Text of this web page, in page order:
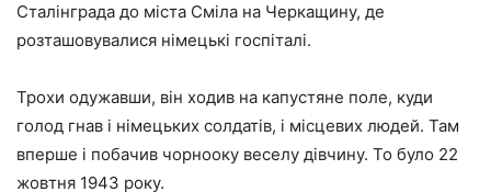
Сталінграда до міста Сміла на Черкащину, де
розташовувалися німецькі госпіталі.
Трохи одужавши, він ходив на капустяне поле, куди
голод гнав і німецьких солдатів, і місцевих людей. Там
вперше і побачив чорнооку веселу дівчину. То було 22
жовтня 1943 року.